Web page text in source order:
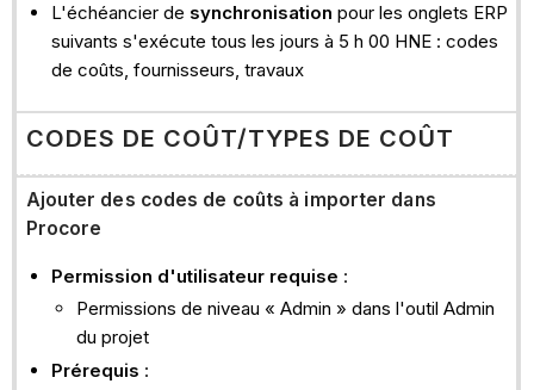
changement
à
l'engagement
factures
coûts
Voir
également
L'échéancier de synchronisation pour les onglets ERP
suivants s'exécute tous les jours à 5 h 00 HNE : codes
de coûts, fournisseurs, travaux
CODES DE COÛT/TYPES DE COÛT
Ajouter des codes de coûts à importer dans
Procore
Permission d'utilisateur requise :
Permissions de niveau « Admin » dans l'outil Admin
du projet
Prérequis :